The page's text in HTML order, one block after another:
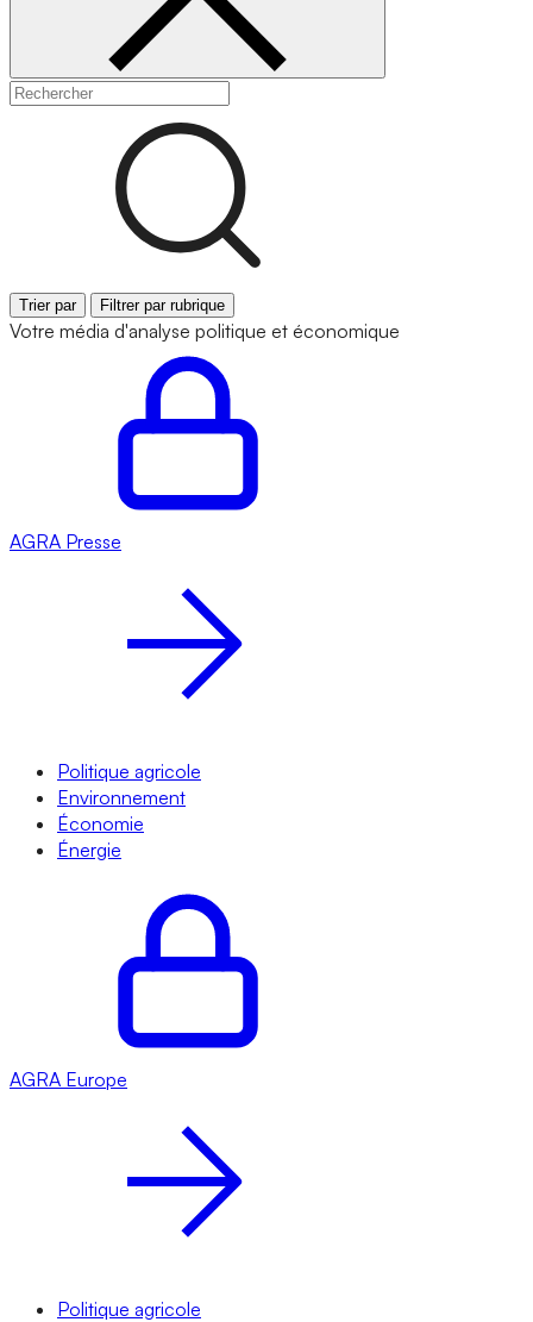
Trier par Filtrer par rubrique
Votre média d'analyse politique et économique
AGRA Presse
Politique agricole
Environnement
Économie
Énergie
AGRA Europe
Politique agricole